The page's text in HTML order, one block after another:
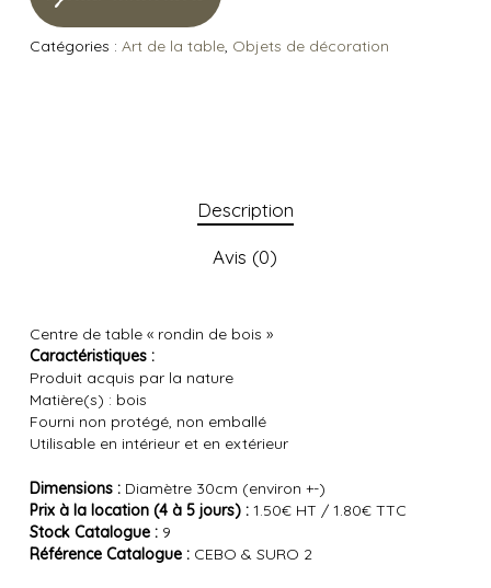
Catégories : Art de la table, Objets de décoration
Description
Avis (0)
Centre de table « rondin de bois »
Caractéristiques :
Produit acquis par la nature
Matière(s) : bois
Fourni non protégé, non emballé
Utilisable en intérieur et en extérieur
Dimensions :Diamètre 30cm (environ +-)
Prix à la location (4 à 5 jours) :1.50€ HT / 1.80€ TTC
Stock Catalogue :9
Référence Catalogue :CEBO & SURO 2